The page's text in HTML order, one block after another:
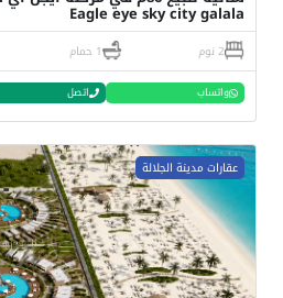
Eagle eye sky city galala
2 نوم 1 حمام
واتساب اتصل
عقارات مدينة الجلالة